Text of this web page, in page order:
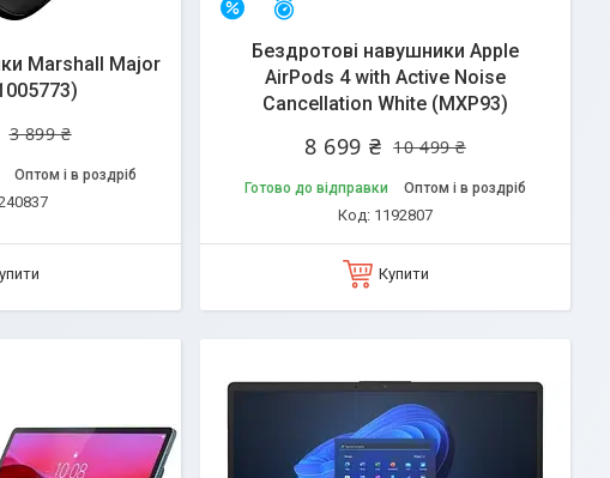
день
Marshall Major
3 899 ₴
Оптом і в роздріб
–17%
Бездротові навушники Apple
AirPods 4 with Active Noise
Cancellation White (MXP93)
10 499 ₴
8 699 ₴
Готово до відправки Оптом і в роздріб
1192807
Купити